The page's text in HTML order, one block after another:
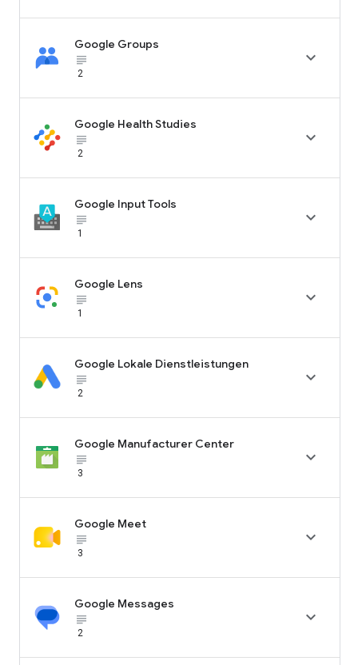
Google Groups
subject_black
2

Google Health Studies
subject_black
2

Google Input Tools
subject_black
1

Google Lens
subject_black
1

Google Lokale Dienstleistungen
subject_black
2

Google Manufacturer Center
subject_black
3

Google Meet
subject_black
3

Google Messages
subject_black
2
